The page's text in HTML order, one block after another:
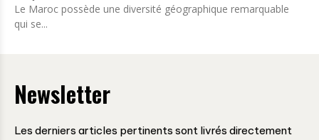
Le Maroc possède une diversité géographique remarquable
qui se...
Newsletter
Les derniers articles pertinents sont livrés directement